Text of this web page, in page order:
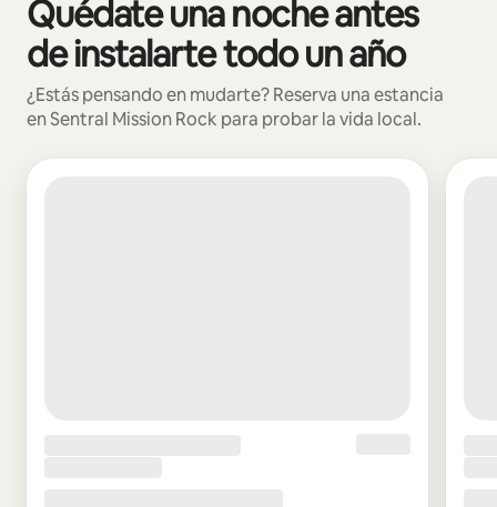
Quédate una noche antes
de instalarte todo un año
¿Estás pensando en mudarte? Reserva una estancia
en Sentral Mission Rock para probar la vida local.
Mostrando 0 de 0 elementos